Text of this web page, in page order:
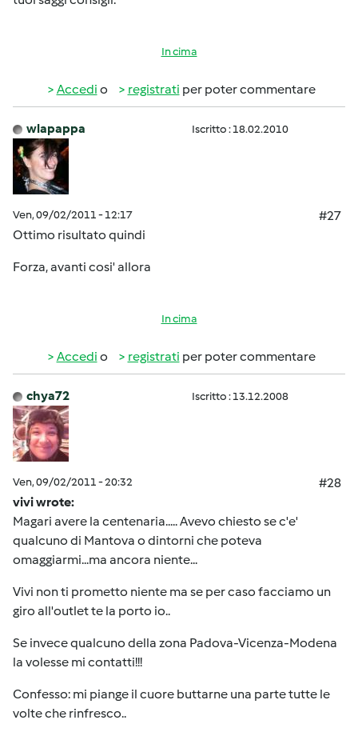
In cima
Accedi o registrati per poter commentare
wlapappa Iscritto : 18.02.2010
Ven, 09/02/2011 - 12:17
#27
Ottimo risultato quindi
Forza, avanti cosi' allora
In cima
Accedi o registrati per poter commentare
chya72 Iscritto : 13.12.2008
Ven, 09/02/2011 - 20:32
#28
vivi wrote:
Magari avere la centenaria..... Avevo chiesto se c'e'
qualcuno di Mantova o dintorni che poteva
omaggiarmi...ma ancora niente...
Vivi non ti prometto niente ma se per caso facciamo un
giro all'outlet te la porto io..
Se invece qualcuno della zona Padova-Vicenza-Modena
la volesse mi contatti!!!
Confesso: mi piange il cuore buttarne una parte tutte le
volte che rinfresco..